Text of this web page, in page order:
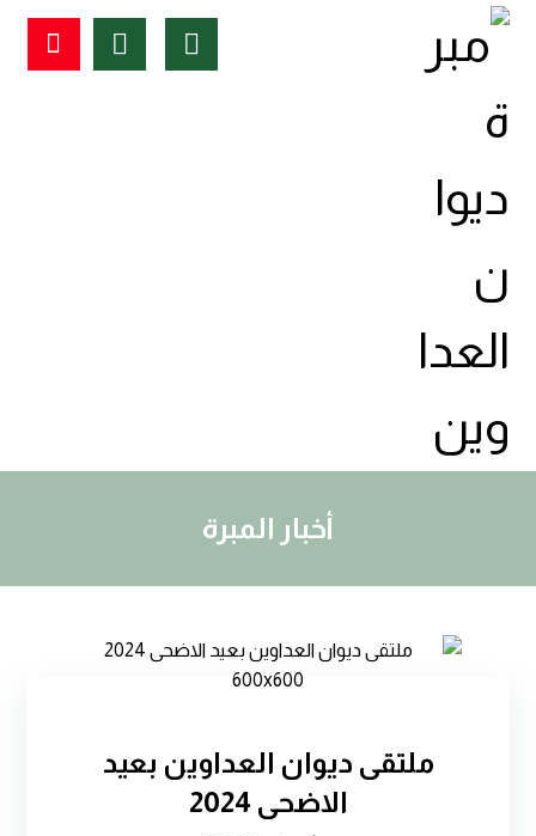
أخبار المبرة
ملتقى ديوان العداوين بعيد
الاضحى 2024